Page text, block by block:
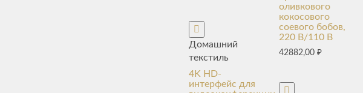
Домашний
текстиль
4K HD-
интерфейс для
оливкового
кокосового
соевого бобов,
220 В/110 В
42882,00₽